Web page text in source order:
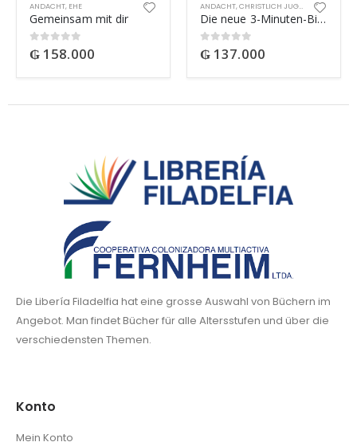
ANDACHT, EHE
Gemeinsam mit dir
0out of 5
₲ 158.000
ANDACHT,CHRISTLICH JUGEND
Die neue 3-Minuten-Bibel
0out of 5
₲ 137.000
Die Libería Filadelfia hat eine grosse Auswahl von Büchern im
Angebot. Man findet Bücher für alle Altersstufen und über die
verschiedensten Themen.
Konto
Mein Konto